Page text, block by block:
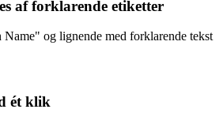
af forklarende etiketter
og lignende med forklarende tekst
ét klik